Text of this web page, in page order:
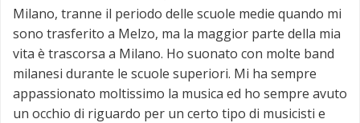
Milano, tranne il periodo delle scuole medie quando mi
sono trasferito a Melzo, ma la maggior parte della mia
vita è trascorsa a Milano. Ho suonato con molte band
milanesi durante le scuole superiori. Mi ha sempre
appassionato moltissimo la musica ed ho sempre avuto
un occhio di riguardo per un certo tipo di musicisti e